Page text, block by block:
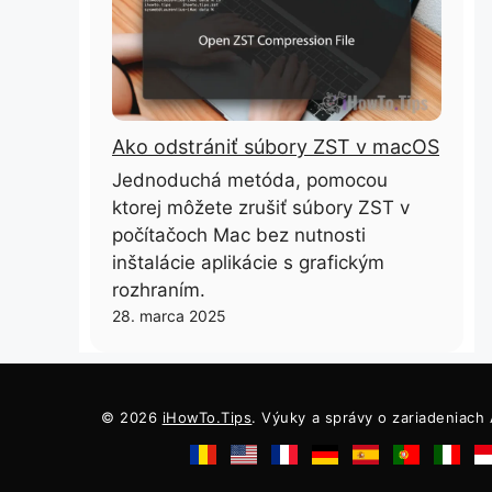
Ako odstrániť súbory ZST v macOS
Jednoduchá metóda, pomocou
ktorej môžete zrušiť súbory ZST v
počítačoch Mac bez nutnosti
inštalácie aplikácie s grafickým
rozhraním.
28. marca 2025
© 2026 iHowTo.Tips. Výuky a správy o zariadeniach